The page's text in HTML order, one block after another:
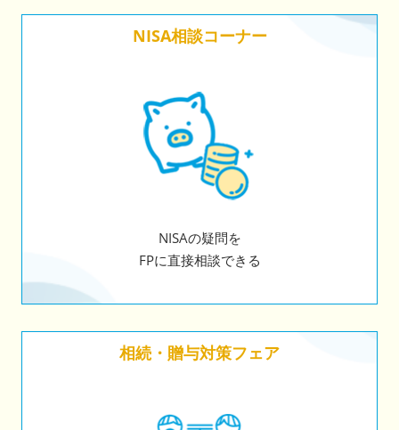
NISA相談コーナー
NISAの疑問を
FPに直接相談できる
相続・贈与対策フェア